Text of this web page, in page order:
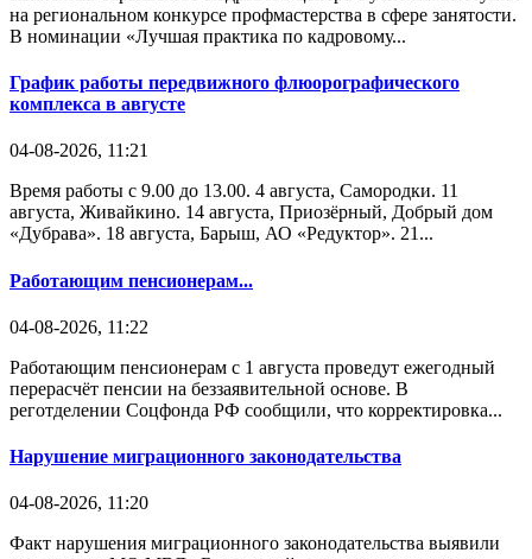
на региональном конкурсе профмастерства в сфере занятости.
В номинации «Лучшая практика по кадровому...
График работы передвижного флюорографического
комплекса в августе
04-08-2026, 11:21
Время работы с 9.00 до 13.00. 4 августа, Самородки. 11
августа, Живайкино. 14 августа, Приозёрный, Добрый дом
«Дубрава». 18 августа, Барыш, АО «Редуктор». 21...
Работающим пенсионерам...
04-08-2026, 11:22
Работающим пенсионерам с 1 августа проведут ежегодный
перерасчёт пенсии на беззаявительной основе. В
реготделении Соцфонда РФ сообщили, что корректировка...
Нарушение миграционного законодательства
04-08-2026, 11:20
Факт нарушения миграционного законодательства выявили